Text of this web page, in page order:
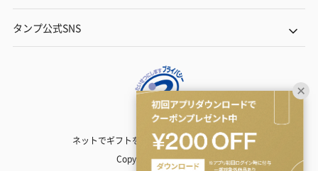
タンプ公式SNS
ネットでギフトを贈るなら | TANP（タンプ）
Copyright© TANP Inc.